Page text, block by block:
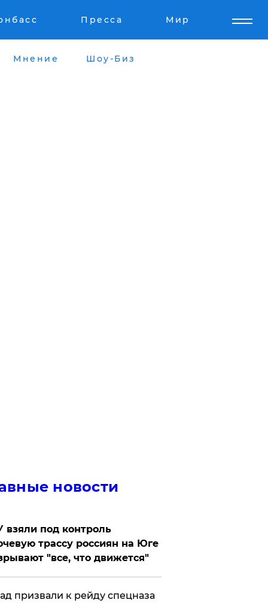
Пресса Мир
Мнение Шоу-Биз
новости
взяли под контроль
трассу россиян на Юге
"все, что движется"
призвали к рейду спецназа